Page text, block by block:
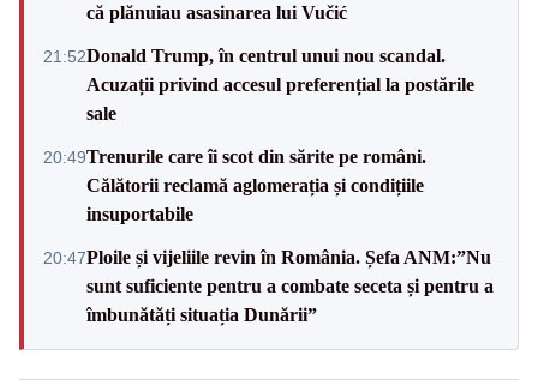
că plănuiau asasinarea lui Vučić
21:52Donald Trump, în centrul unui nou scandal.
Acuzații privind accesul preferențial la postările
sale
20:49Trenurile care îi scot din sărite pe români.
Călătorii reclamă aglomerația și condițiile
insuportabile
20:47Ploile și vijeliile revin în România. Șefa ANM:”Nu
sunt suficiente pentru a combate seceta și pentru a
îmbunătăți situația Dunării”